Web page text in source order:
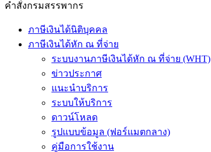
คำสั่งกรมสรรพากร
ภาษีเงินได้นิติบุคคล
ภาษีเงินได้หัก ณ ที่จ่าย
ระบบงานภาษีเงินได้หัก ณ ที่จ่าย (WHT)
ข่าวประกาศ
แนะนำบริการ
ระบบให้บริการ
ดาวน์โหลด
รูปแบบข้อมูล (ฟอร์แมตกลาง)
คู่มือการใช้งาน